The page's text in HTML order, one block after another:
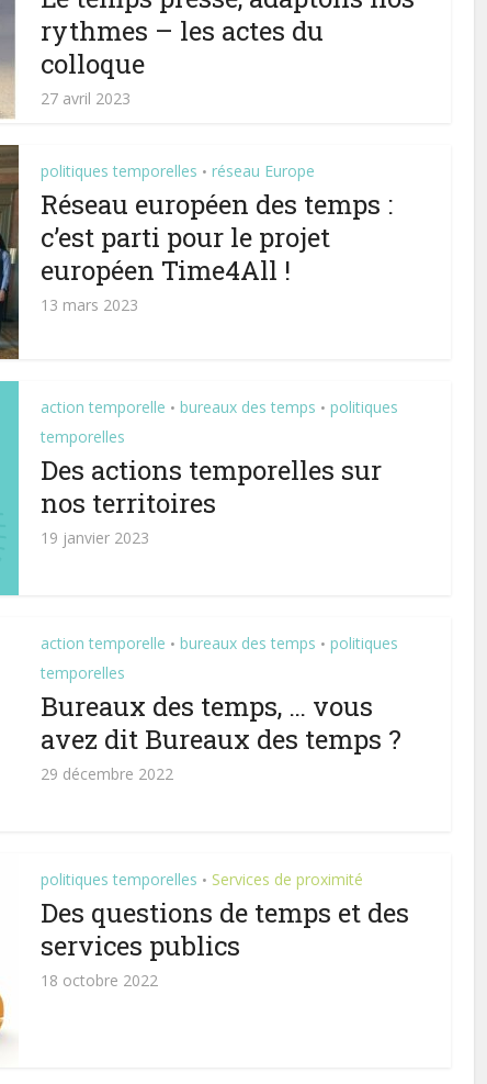
rythmes – les actes du
colloque
27 avril 2023
politiques temporelles • réseau Europe
Réseau européen des temps :
c’est parti pour le projet
européen Time4All !
13 mars 2023
action temporelle • bureaux des temps • politiques
temporelles
Des actions temporelles sur
nos territoires
19 janvier 2023
action temporelle • bureaux des temps • politiques
temporelles
Bureaux des temps, … vous
avez dit Bureaux des temps ?
29 décembre 2022
politiques temporelles • Services de proximité
Des questions de temps et des
services publics
18 octobre 2022